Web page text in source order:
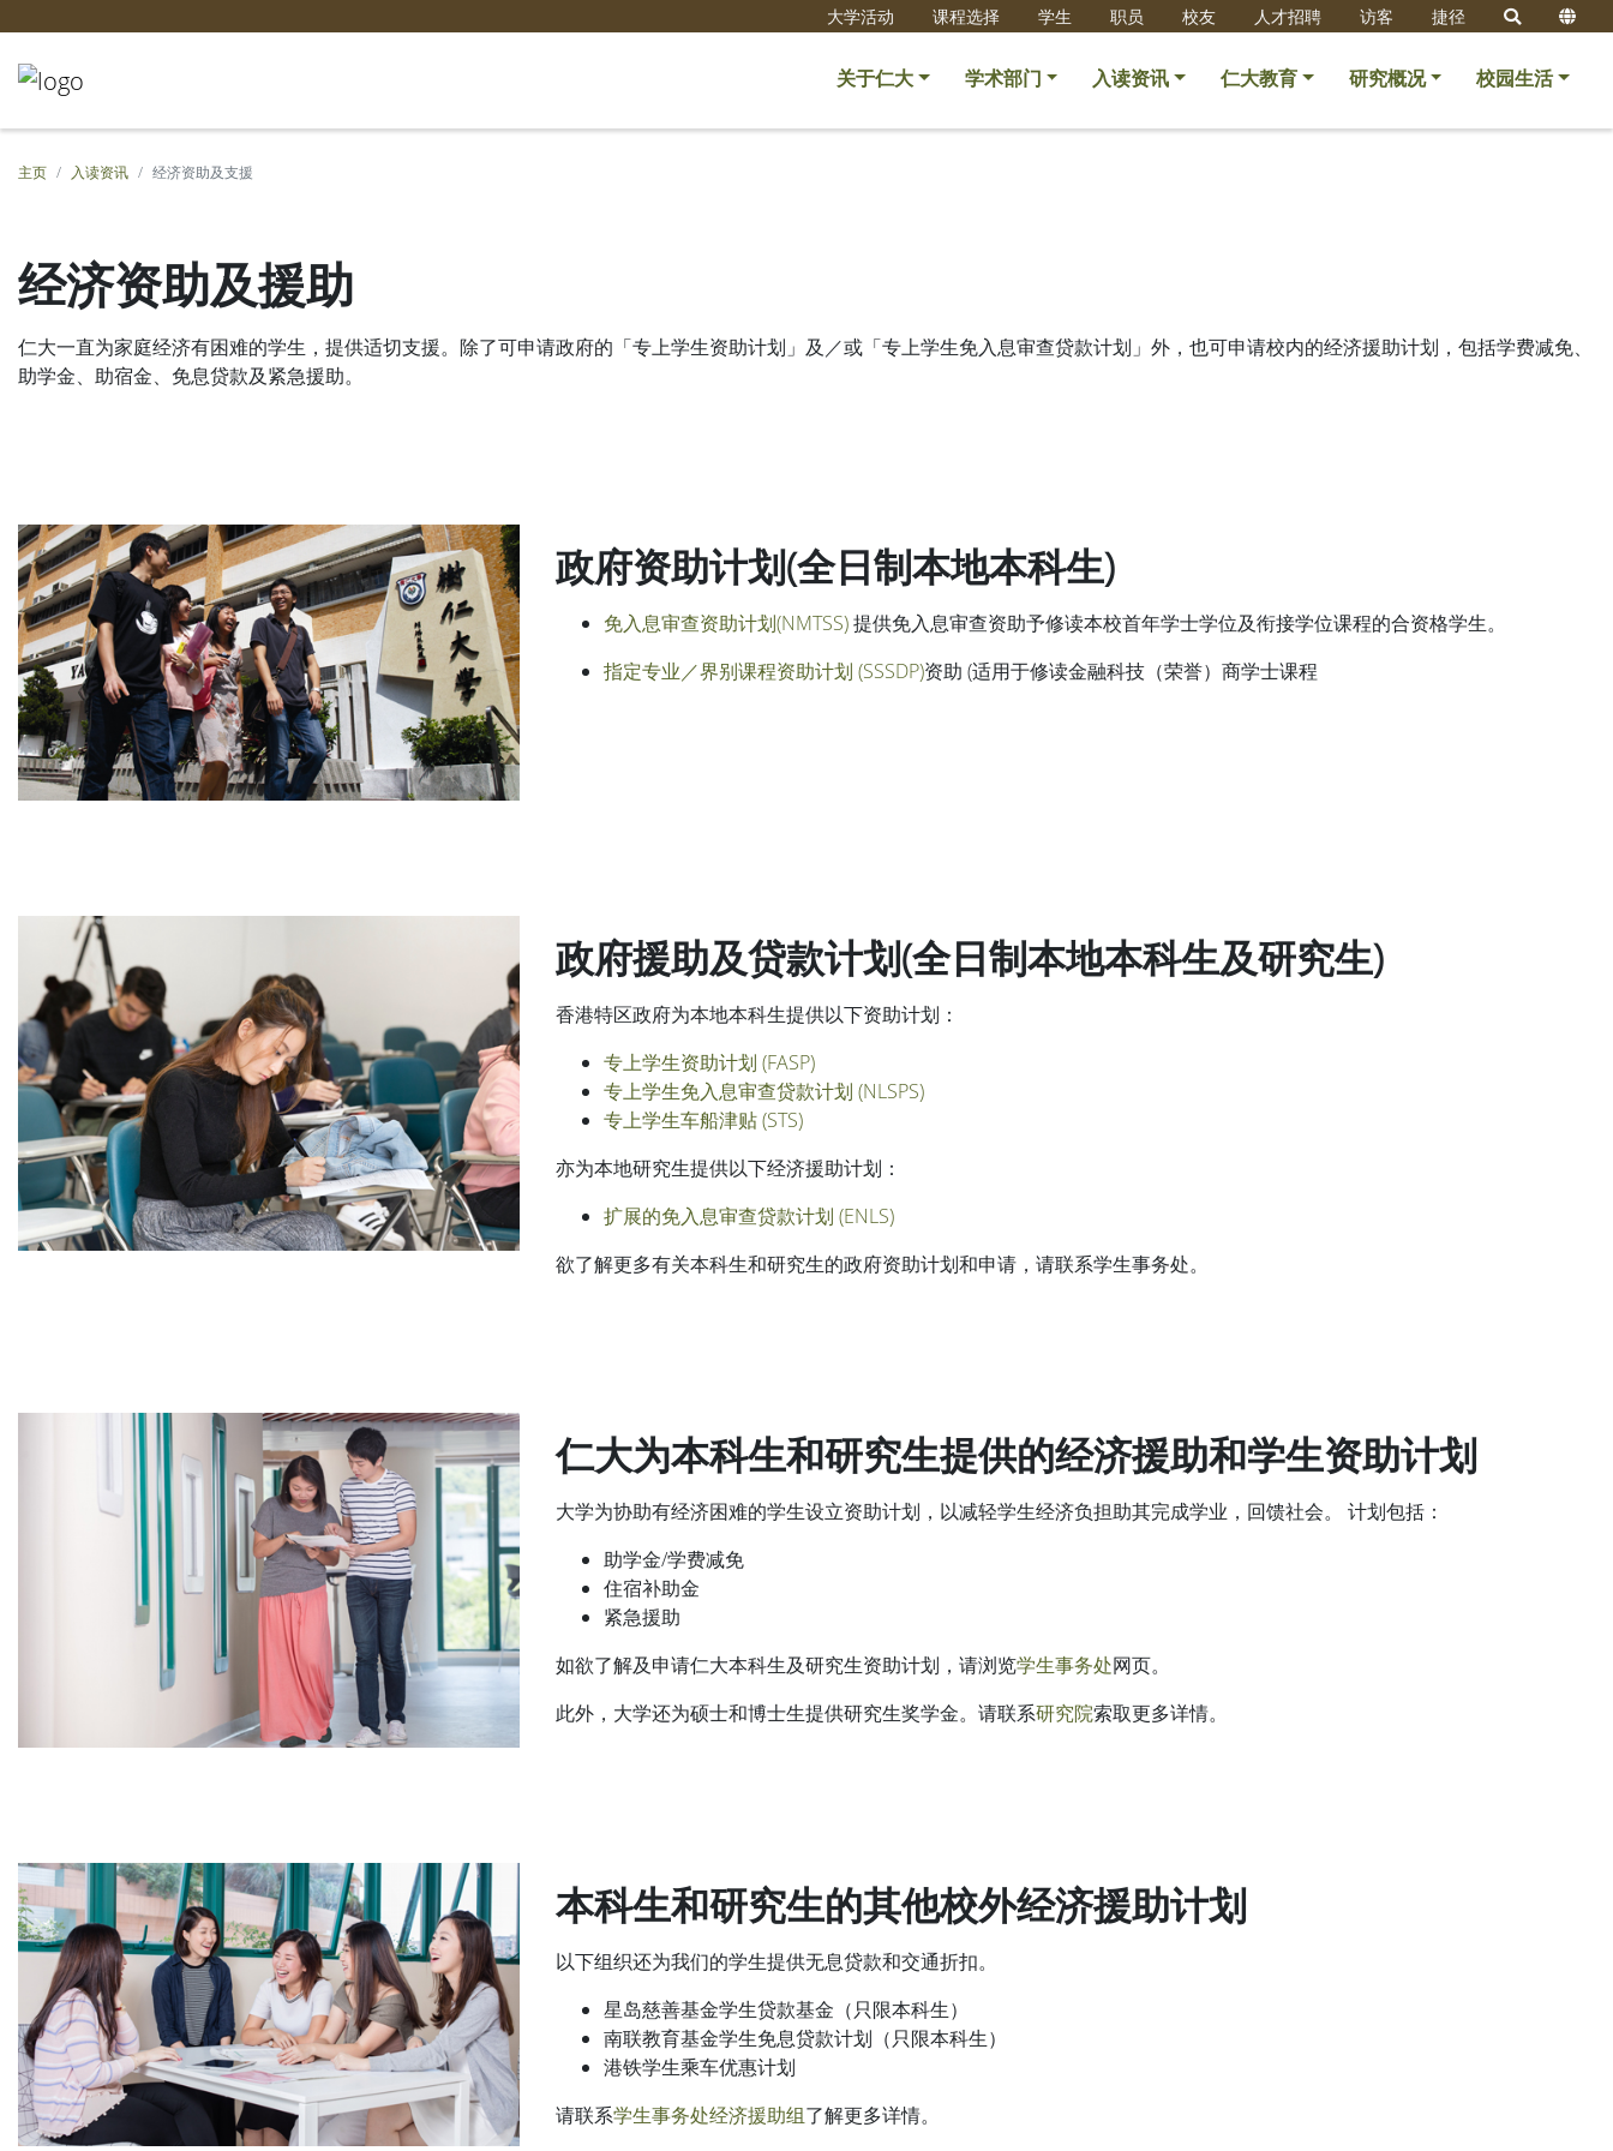
大学活动 课程选择 学生 职员 校友 人才招聘 访客 捷径
关于仁大 学术部门 入读资讯 仁大教育 研究概况 校园生活
主页 入读资讯 经济资助及支援
经济资助及援助
仁大一直为家庭经济有困难的学生，提供适切支援。除了可申请政府的「专上学生资助计划」及／或「专上学生免入息审查贷款计划」外，也可申请校内的经济援助计划，包括学费减免、
助学金、助宿金、免息贷款及紧急援助。
政府资助计划(全日制本地本科生)
免入息审查资助计划(NMTSS)提供免入息审查资助予修读本校首年学士学位及衔接学位课程的合资格学生。
指定专业／界别课程资助计划 (SSSDP)资助 (适用于修读金融科技（荣誉）商学士课程
政府援助及贷款计划(全日制本地本科生及研究生)
香港特区政府为本地本科生提供以下资助计划：
专上学生资助计划 (FASP)
专上学生免入息审查贷款计划 (NLSPS)
专上学生车船津贴 (STS)
亦为本地研究生提供以下经济援助计划：
扩展的免入息审查贷款计划 (ENLS)
欲了解更多有关本科生和研究生的政府资助计划和申请，请联系学生事务处。
仁大为本科生和研究生提供的经济援助和学生资助计划
大学为协助有经济困难的学生设立资助计划，以减轻学生经济负担助其完成学业，回馈社会。 计划包括：
助学金/学费减免
住宿补助金
紧急援助
如欲了解及申请仁大本科生及研究生资助计划，请浏览学生事务处​​网页。
此外，大学还为硕士和博士生提供研究生奖学金。请联系研究院索取更多详情。
本科生和研究生的其他校外经济援助计划
以下组织还为我们的学生提供无息贷款和交通折扣。
星岛慈善基金学生贷款基金（只限本科生）
南联教育基金学生免息贷款计划（只限本科生）
港铁学生乘车优惠计划
请联系学生事务处经济援助组了解更多详情。